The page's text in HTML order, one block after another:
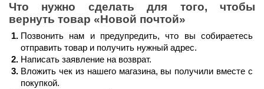
Что нужно сделать для того, чтобы
вернуть товар «Новой почтой»
Позвонить нам и предупредить, что вы собираетесь
отправить товар и получить нужный адрес.
Написать заявление на возврат.
Вложить чек из нашего магазина, вы получили вместе с
покупкой.